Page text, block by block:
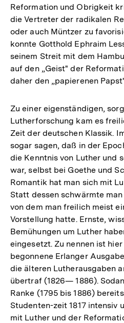
Reformation und Obrigkeit
die Vertreter der radikalen
oder auch Müntzer zu
konnte Gotthold Ephraim
seinem Streit mit dem
auf den „Geist" der
daher den „papierenen
Zu einer eigenständigen,
Lutherforschung kam es
Zeit der deutschen Klassik.
sogar sagen, daß in der
die Kenntnis von Luther und
war, selbst bei Goethe und
Romantik hat man sich mit
Statt dessen schwärmte
von dem man freilich meist
Vorstellung hatte. Ernste,
Bemühungen um Luther
eingesetzt. Zu nennen ist
begonnene Erlanger
die älteren Lutherausgaben
übertraf (1826— 1886).
Ranke (1795 bis 1886)
Studenten-zeit 1817 intensiv
mit Luther und der